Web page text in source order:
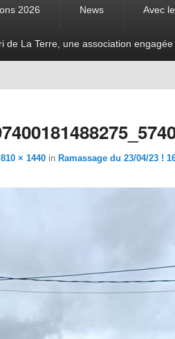
2026 News Avec
de La Terre, une association engagée
810 × 1440 in Ramassage du 23/04/23 !